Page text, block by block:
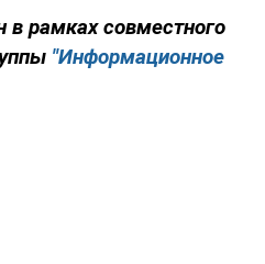
в рамках совместного
"Информационное